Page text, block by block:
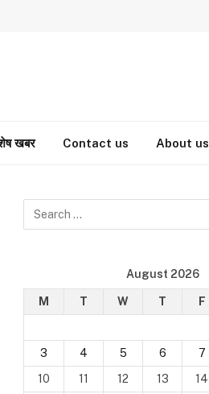
खबर Contact us About us
August 2026
M T W T F
3
4 5 6 7
10
11 12 13 14